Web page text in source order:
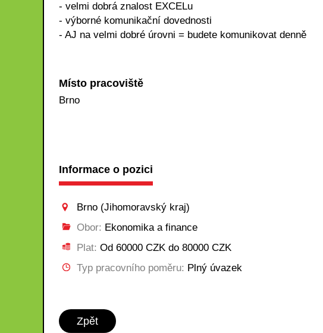
- velmi dobrá znalost EXCELu
- výborné komunikační dovednosti
- AJ na velmi dobré úrovni = budete komunikovat denně
Místo pracoviště
Brno
Informace o pozici
Brno (Jihomoravský kraj)
Obor: Ekonomika a finance
Plat: Od 60000 CZK do 80000 CZK
Typ pracovního poměru: Plný úvazek
Zpět